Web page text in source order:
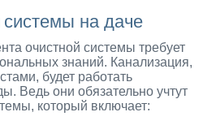
на даче
очистной системы требует
знаний. Канализация,
будет работать
Ведь они обязательно учтут
который включает: